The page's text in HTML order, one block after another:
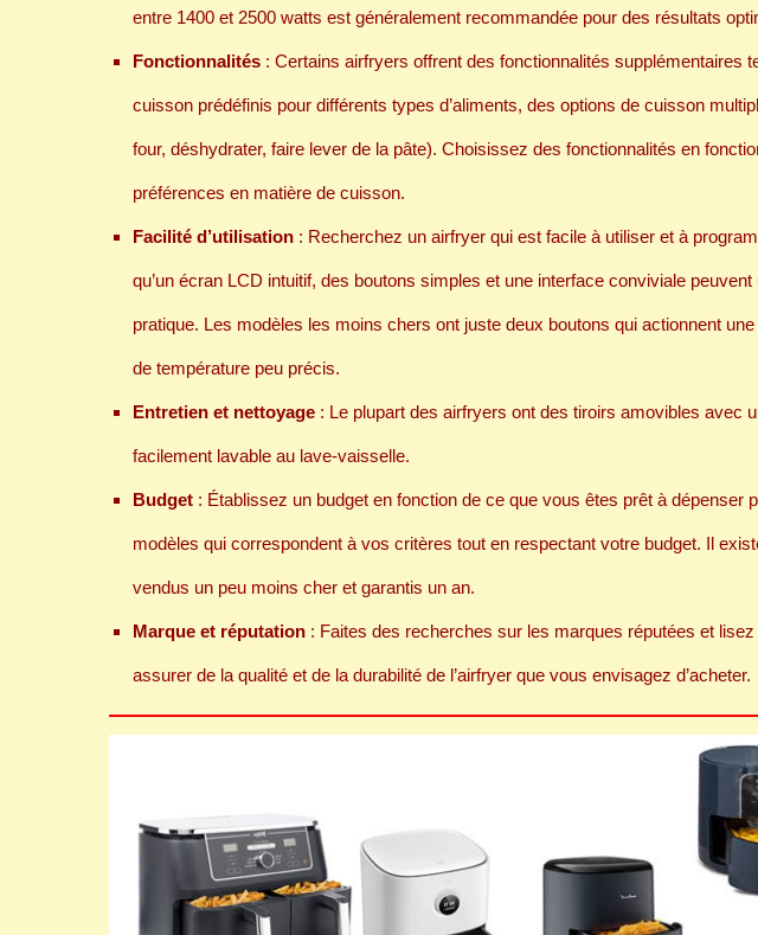
entre 1400 et 2500 watts est généralement recommandée pour des résultats
Fonctionnalités : Certains airfryers offrent des fonctionnalités supplémentaires
cuisson prédéfinis pour différents types d’aliments, des options de cuisson
four, déshydrater, faire lever de la pâte). Choisissez des fonctionnalités en
préférences en matière de cuisson.
Facilité d’utilisation : Recherchez un airfryer qui est facile à utiliser et à
qu’un écran LCD intuitif, des boutons simples et une interface conviviale peuvent
pratique. Les modèles les moins chers ont juste deux boutons qui actionnent
de température peu précis.
Entretien et nettoyage : Le plupart des airfryers ont des tiroirs amovibles avec
facilement lavable au lave-vaisselle.
Budget : Établissez un budget en fonction de ce que vous êtes prêt à dépenser
modèles qui correspondent à vos critères tout en respectant votre budget. Il
vendus un peu moins cher et garantis un an.
Marque et réputation : Faites des recherches sur les marques réputées et
assurer de la qualité et de la durabilité de l’airfryer que vous envisagez d’acheter.